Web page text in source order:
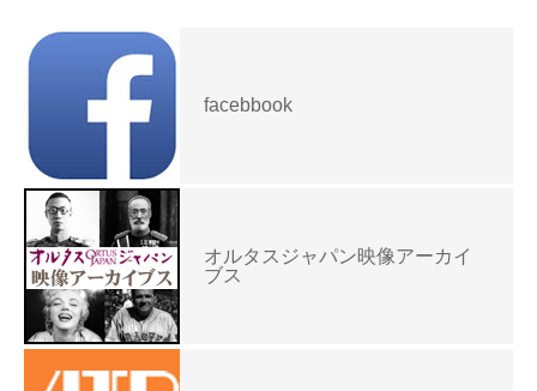
facebbook
オルタスジャパン映像アーカイ
ブス